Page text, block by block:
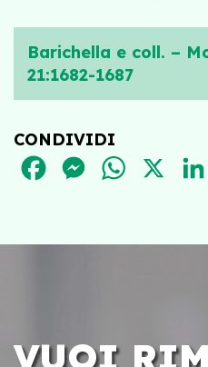
Barichella e coll. –
21:1682-1687
CONDIVIDI
FACEBOOKMESSENGER
VUOI